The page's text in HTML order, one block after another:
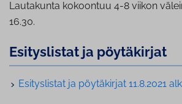
Lautakunta kokoontuu 4-8 viikon
16.30.
Esi­tys­lis­tat ja pöytäkirjat
Esi­tys­lis­tat ja pöytäkirjat 11.8.2021